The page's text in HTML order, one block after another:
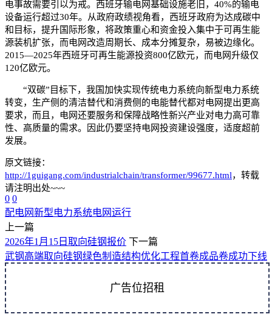
电事故需要引以为戒。西班牙输电网基础设施老旧，40%的输电
设备运行超过30年。从政府政绩视角看，西班牙政府为达成碳中
和目标，提升国际形象，将政策重心和资金投入集中于可再生能
源装机扩张，而电网改造周期长、成本分摊复杂，易被边缘化。
2015—2025年西班牙可再生能源投资800亿欧元，而电网升级仅
120亿欧元。
“双碳”目标下，我国加快实现传统电力系统向新型电力系统
转变，生产侧的清洁替代和消费侧的电能替代都对电网提出更高
要求，而且，电网还要服务和保障战略性新兴产业对电力高可靠
性、高质量的需求。因此仍要坚持电网投资建设强度，适度超前
发展。
原文链接：
http://1guigang.com/industrialchain/transformer/99677.html，转载
请注明出处~~~
0 0
配电网新型电力系统电网运行
上一篇
2026年1月15日取向硅钢报价 下一篇
武钢高端取向硅钢绿色制造结构优化工程首卷成品卷成功下线
广告位招租